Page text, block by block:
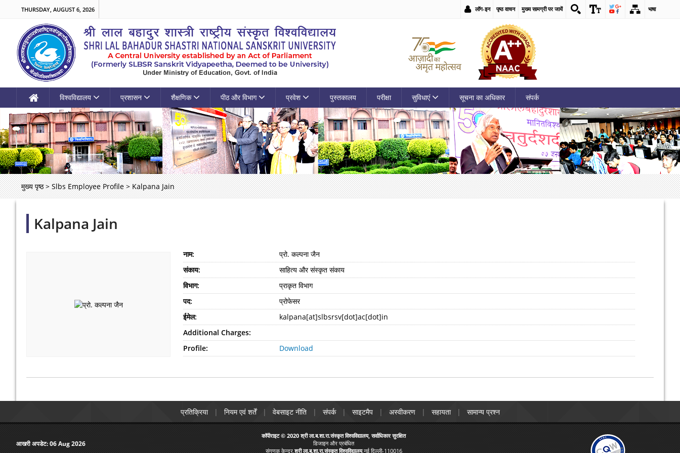
THURSDAY, AUGUST 6, 2026 लॉग-इन पृष्ठ वाचन मुख्य सामग्री पर जायें भाषा
विश्वविद्यालय प्रशासन शैक्षणिक पीठ और विभाग प्रवेश पुस्तकालय परीक्षा सुविधाएं सूचना का अधिकार संपर्क
मुख्य पृष्ठ > Slbs Employee Profile > Kalpana Jain
Kalpana Jain
नाम:
प्रो. कल्पना जैन
संकाय:
साहित्य और संस्कृत संकाय
विभाग:
प्राकृत विभाग
पद:
प्रोफेसर
ईमेल:
kalpana[at]slbsrsv[dot]ac[dot]in
Additional Charges:
Profile:
Download
प्रतिक्रिया नियम एवं शर्तें वेबसाइट नीति संपर्क साइटमैप अस्वीकरण सहायता सामान्य प्रश्न
कॉपीराइट © 2020 श्री ला.ब.शा.रा.संस्कृत विश्वविद्यालय, सर्वाधिकार सुरक्षित
डिजाइन और प्रबंधित
संगणक केन्द्र,श्री ला.ब.शा.रा.संस्कृत विश्वविद्यालय,नई दिल्ली-110016
आखरी अपडेट:06 Aug 2026